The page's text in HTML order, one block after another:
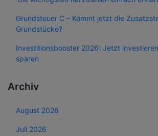
Grundsteuer C – Kommt jetzt die
Grundstücke?
Investitionsbooster 2026: Jetzt
sparen
Archiv
August 2026
Juli 2026